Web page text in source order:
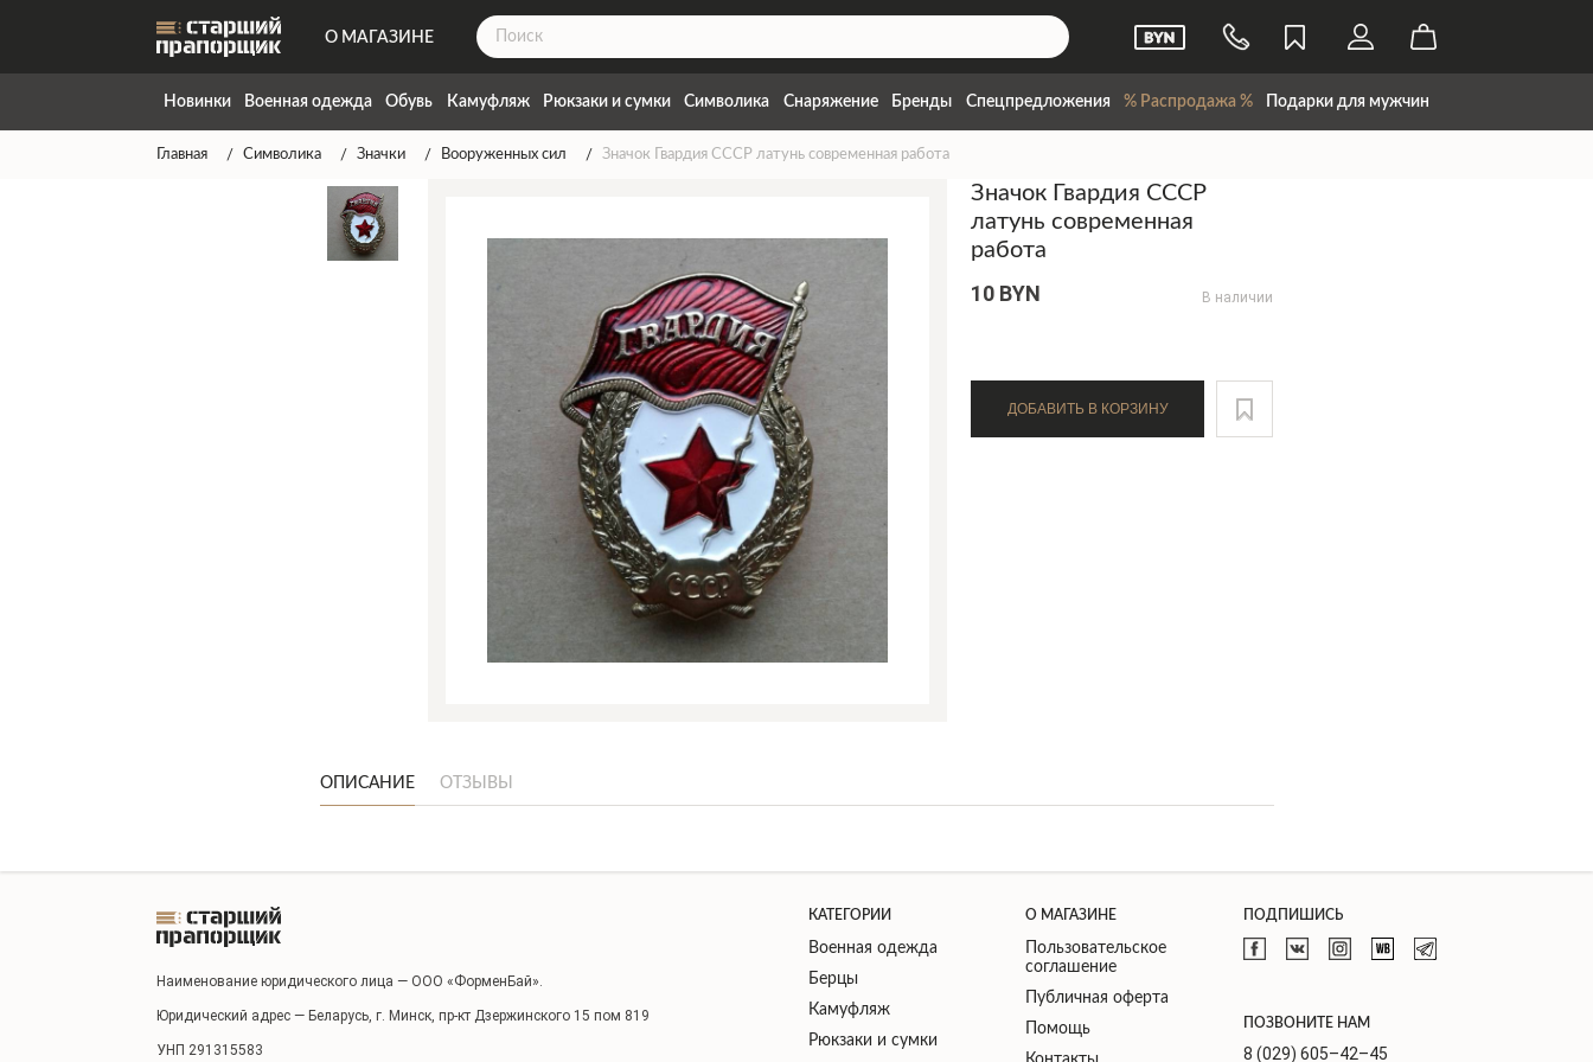
О МАГАЗИНЕ
ДОСТАВКА
КОНТАКТЫ
НАПИСАТЬ НАМ
ТАБЛИЦА РАЗМЕРОВ
Новинки Военная одежда Обувь Камуфляж Рюкзаки и сумки Символика Снаряжение Бренды Спецпредложения % Распродажа % Подарки для мужчин
Главная Символика Значки Вооруженных сил Значок Гвардия СССР латунь современная работа
Значок Гвардия СССР
латунь современная
работа
10 BYN В наличии
ДОБАВИТЬ В КОРЗИНУ
ОПИСАНИЕ ОТЗЫВЫ
Наименование юридического лица — ООО «ФорменБай».
Юридический адрес — Беларусь, г. Минск, пр-кт Дзержинского 15 пом 819
УНП 291315583
КАТЕГОРИИ
Военная одежда
Берцы
Камуфляж
Рюкзаки и сумки
О МАГАЗИНЕ
Пользовательское
соглашение
Публичная оферта
Помощь
ПОДПИШИСЬ
ПОЗВОНИТЕ НАМ
8 (029) 605–42–45